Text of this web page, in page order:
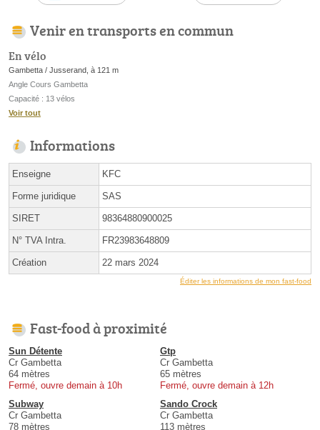
Venir en transports en commun
En vélo
Gambetta / Jusserand, à 121 m
Angle Cours Gambetta
Capacité : 13 vélos
Voir tout
Informations
Enseigne KFC
Forme juridique SAS
SIRET 98364880900025
N° TVA Intra. FR23983648809
Création 22 mars 2024
Éditer les informations de mon fast-food
Fast-food à proximité
Sun Détente
Cr Gambetta
64 mètres
Fermé, ouvre demain à 10h
Gtp
Cr Gambetta
65 mètres
Fermé, ouvre demain à 12h
Subway
Cr Gambetta
78 mètres
Sando Crock
Cr Gambetta
113 mètres